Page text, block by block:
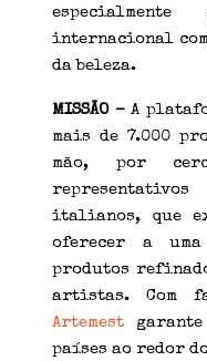
internacional
da beleza.
MISSÃO –A
mais de 7.000
mão, por
italianos, que
oferecer a
produtos
artistas. Com
Artemest
países ao redor